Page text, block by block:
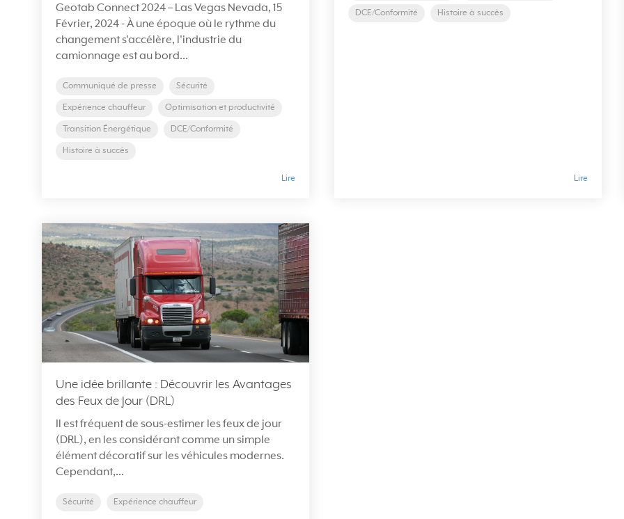
Geotab Connect 2024 – Las Vegas Nevada, 15
Février, 2024 - À une époque où le rythme du
changement s'accélère, l'industrie du
camionnage est au bord...
Communiqué de presse Sécurité
Expérience chauffeur Optimisation et productivité
Transition Énergétique DCE/Conformité
Histoire à succès
Lire
DCE/Conformité Histoire à succès
Lire
Une idée brillante : Découvrir les Avantages
des Feux de Jour (DRL)
Il est fréquent de sous-estimer les feux de jour
(DRL), en les considérant comme un simple
élément décoratif sur les véhicules modernes.
Cependant,...
Sécurité Expérience chauffeur